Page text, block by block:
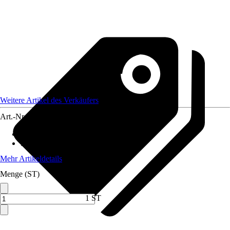
Weitere Artikel des Verkäufers
Art.-Nr.
Funktionen
Mehr Artikeldetails
Menge (ST)
1 ST